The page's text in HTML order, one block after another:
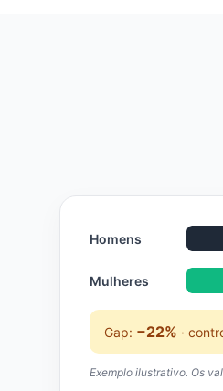
Homens
Mulheres
Gap: −22% ·
Exemplo ilustrativo. Os